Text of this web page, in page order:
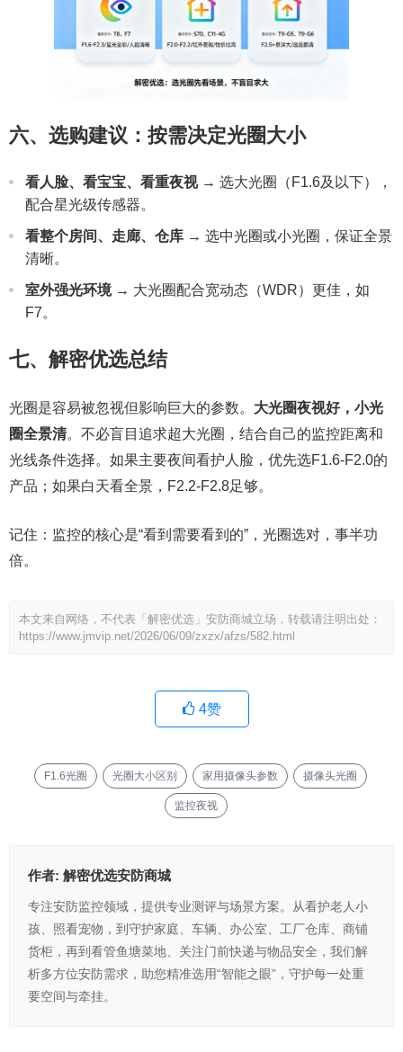
六、选购建议：按需决定光圈大小
看人脸、看宝宝、看重夜视→ 选大光圈（F1.6及以下），
配合星光级传感器。
看整个房间、走廊、仓库 → 选中光圈或小光圈，保证全景
清晰。
室外强光环境→ 大光圈配合宽动态（WDR）更佳，如
F7。
七、解密优选总结
光圈是容易被忽视但影响巨大的参数。 大光圈夜视好，小光
圈全景清。不必盲目追求超大光圈，结合自己的监控距离和
光线条件选择。如果主要夜间看护人脸，优先选F1.6-F2.0的
产品；如果白天看全景，F2.2-F2.8足够。
记住：监控的核心是“看到需要看到的”，光圈选对，事半功
倍。
本文来自网络，不代表「解密优选」安防商城立场，转载请注明出处：
https://www.jmvip.net/2026/06/09/zxzx/afzs/582.html
4赞
F1.6光圈 光圈大小区别 家用摄像头参数 摄像头光圈
监控夜视
作者: 解密优选安防商城
专注安防监控领域，提供专业测评与场景方案。从看护老人小
孩、照看宠物，到守护家庭、车辆、办公室、工厂仓库、商铺
货柜，再到看管鱼塘菜地、关注门前快递与物品安全，我们解
析多方位安防需求，助您精准选用“智能之眼”，守护每一处重
要空间与牵挂。